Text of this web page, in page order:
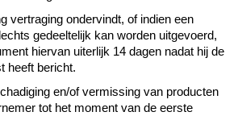
vertraging ondervindt, of indien een
gedeeltelijk kan worden uitgevoerd,
hiervan uiterlijk 14 dagen nadat hij de
heeft bericht.
en/of vermissing van producten
tot het moment van de eerste